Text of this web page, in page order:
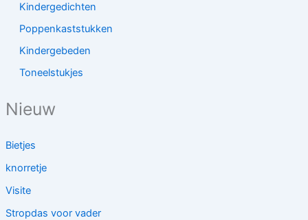
Kindergedichten
Poppenkaststukken
Kindergebeden
Toneelstukjes
Nieuw
Bietjes
knorretje
Visite
Stropdas voor vader